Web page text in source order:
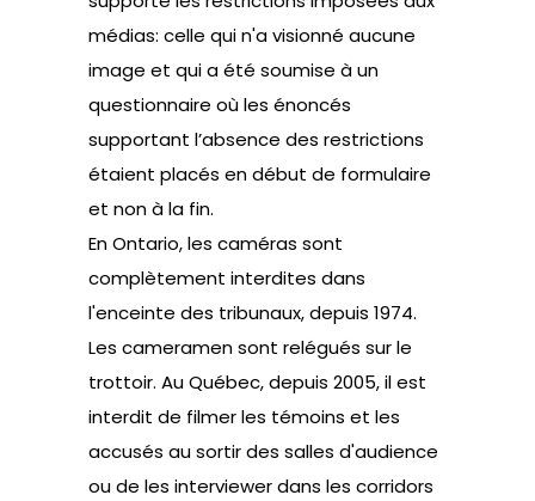
médias: celle qui n'a visionné aucune
image et qui a été soumise à un
questionnaire où les énoncés
supportant l’absence des restrictions
étaient placés en début de formulaire
et non à la fin.
En Ontario, les caméras sont
complètement interdites dans
l'enceinte des tribunaux, depuis 1974.
Les cameramen sont relégués sur le
trottoir. Au Québec, depuis 2005, il est
interdit de filmer les témoins et les
accusés au sortir des salles d'audience
ou de les interviewer dans les corridors